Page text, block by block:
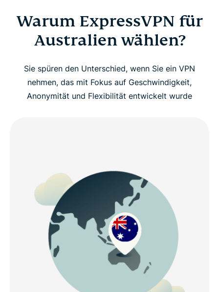
Warum ExpressVPN für
Australien wählen?
Sie spüren den Unterschied, wenn Sie ein VPN
nehmen, das mit Fokus auf Geschwindigkeit,
Anonymität und Flexibilität entwickelt wurde